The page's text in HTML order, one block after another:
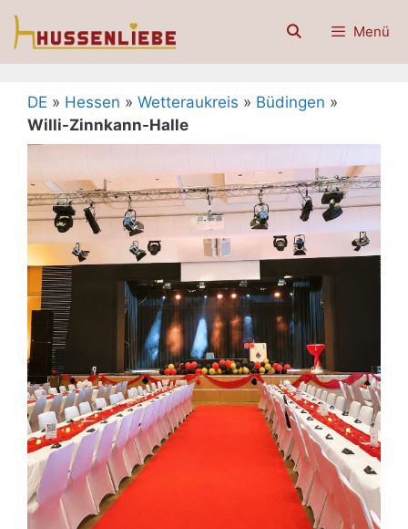
Zum
Inhalt
Menü
DE » Hessen » Wetteraukreis » Büdingen »
Willi-Zinnkann-Halle